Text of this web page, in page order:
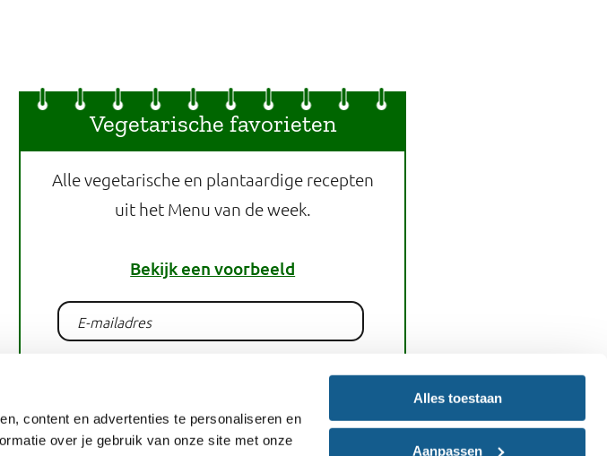
content en advertenties te personaliseren en
over je gebruik van onze site met onze
Alles toestaan
Aanpassen
Vegetarische favorieten
Alle vegetarische en plantaardige recepten
uit het Menu van de week.
Bekijk een voorbeeld